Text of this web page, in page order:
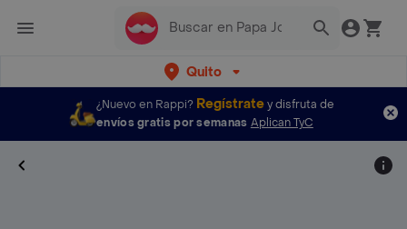
Quito
¿Nuevo en Rappi? Regístratey disfruta de
envíos gratis por semanas Aplican TyC